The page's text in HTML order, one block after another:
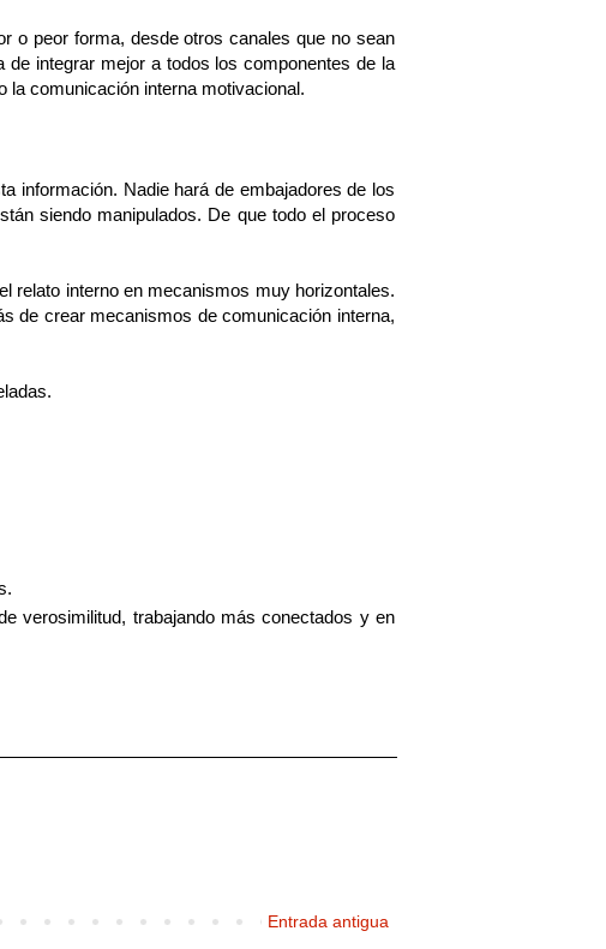
o peor forma, desde otros canales que no sean
integrar mejor a todos los componentes de la
la comunicación interna motivacional.
información. Nadie hará de embajadores de los
siendo manipulados. De que todo el proceso
relato interno en mecanismos muy horizontales.
de crear mecanismos de comunicación interna,
verosimilitud, trabajando más conectados y en
Entrada antigua